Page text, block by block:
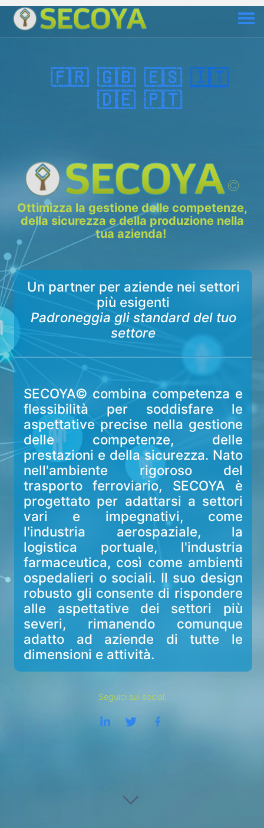
🇫🇷 🇬🇧 🇪🇸 🇮🇹
🇩🇪 🇵🇹
©
Ottimizza la gestione delle competenze,
della sicurezza e della produzione nella
tua azienda!
Un partner per aziende nei settori
più esigenti
Padroneggia gli standard del tuo
settore
SECOYA© combina competenza e
flessibilità per soddisfare le
aspettative precise nella gestione
delle competenze, delle
prestazioni e della sicurezza. Nato
nell'ambiente rigoroso del
trasporto ferroviario, SECOYA è
progettato per adattarsi a settori
vari e impegnativi, come
l'industria aerospaziale, la
logistica portuale, l'industria
farmaceutica, così come ambienti
ospedalieri o sociali. Il suo design
robusto gli consente di rispondere
alle aspettative dei settori più
severi, rimanendo comunque
adatto ad aziende di tutte le
dimensioni e attività.
Seguici sui social: